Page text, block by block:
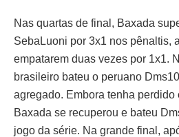
Nas quartas de final, Baxada
SebaLuoni por 3x1 nos pênaltis,
empatarem duas vezes por 1x1.
brasileiro bateu o peruano
agregado. Embora tenha perdido
Baxada se recuperou e bateu
jogo da série. Na grande final,